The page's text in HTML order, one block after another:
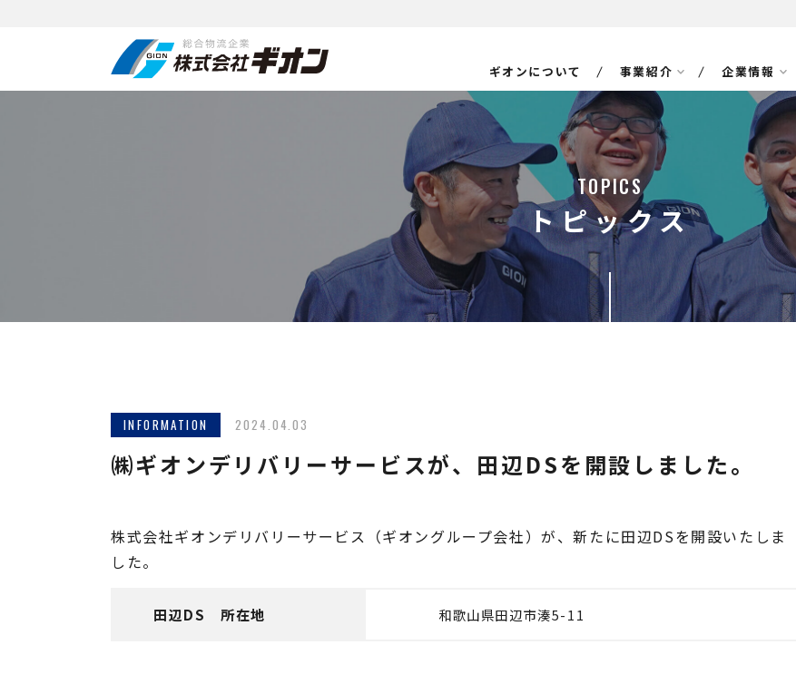
ギオンについて 事業紹介 企業情報
TOPICS
トピックス
INFORMATION 2024.04.03
㈱ギオンデリバリーサービスが、田辺DSを開設しました。
株式会社ギオンデリバリーサービス（ギオングループ会社）が、新たに田辺DSを開設いたしま
した。
田辺DS 所在地 和歌山県田辺市湊5-11